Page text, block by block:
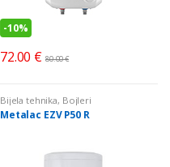
-10%
72.00 € 80.00€
Bijela tehnika, Bojleri
Metalac EZV P50 R